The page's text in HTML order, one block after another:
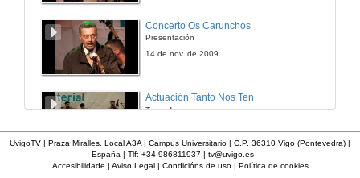
Clausura
Concerto Os Carunchos
Presentación
14 de nov. de 2009
Actuación Tanto Nos Ten
Tema 4
Actuación Tanto Nos Ten
UvigoTV | Praza Miralles. Local A3A | Campus Universitario | C.P. 36310 Vigo (Pontevedra) |
España | Tlf: +34 986811937 | tv@uvigo.es
Accesibilidade | Aviso Legal| Condicións de uso| Política de cookies